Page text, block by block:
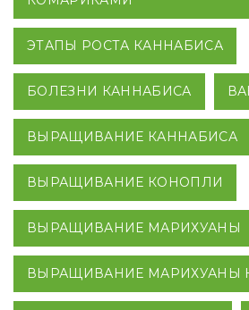
ЭТАПЫ РОСТА КАННАБИСА
БОЛЕЗНИ КАННАБИСА
ВЫРАЩИВАНИЕ КАННАБИСА
ВЫРАЩИВАНИЕ КОНОПЛИ
ВЫРАЩИВАНИЕ МАРИХУАНЫ
ВЫРАЩИВАНИЕ МАРИХУАНЫ